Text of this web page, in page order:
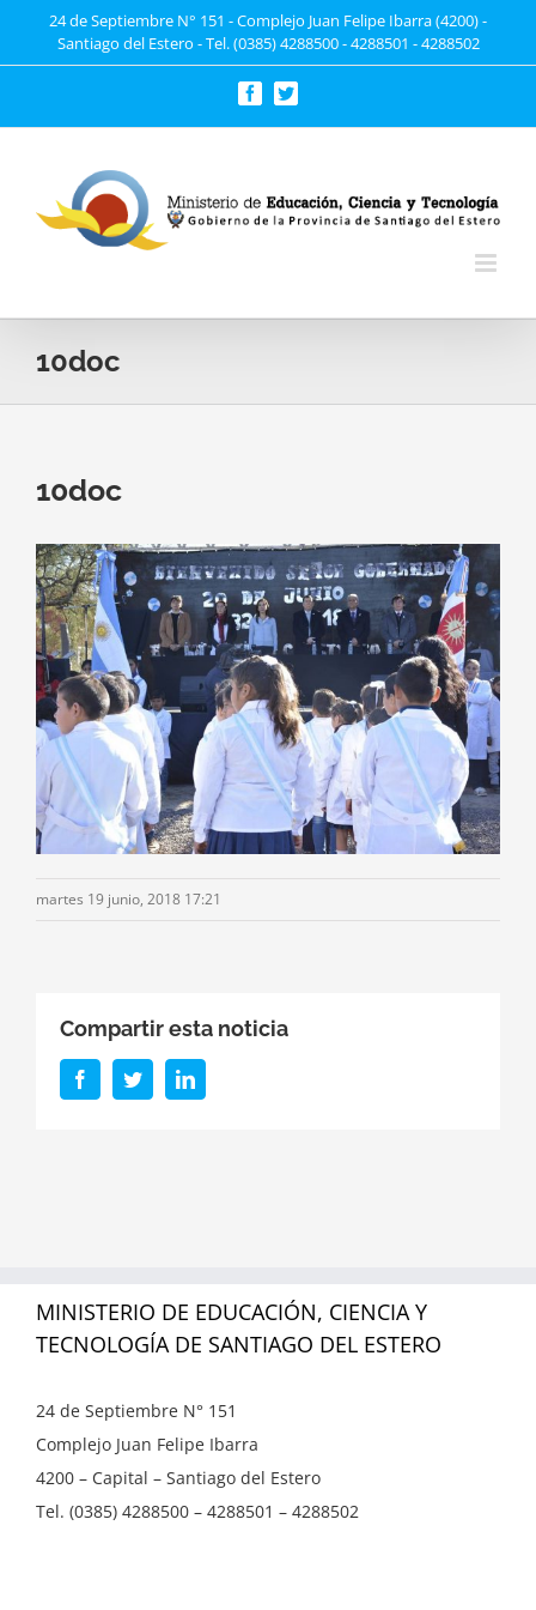
24 de Septiembre N° 151 - Complejo Juan Felipe Ibarra (4200) -
Santiago del Estero - Tel. (0385) 4288500 - 4288501 - 4288502
FacebookTwitter
10doc
10doc
martes 19 junio, 2018 17:21
Compartir esta noticia
FacebookTwitterLinkedIn
MINISTERIO DE EDUCACIÓN, CIENCIA Y
TECNOLOGÍA DE SANTIAGO DEL ESTERO
24 de Septiembre N° 151
Complejo Juan Felipe Ibarra
4200 – Capital – Santiago del Estero
Tel. (0385) 4288500 – 4288501 – 4288502